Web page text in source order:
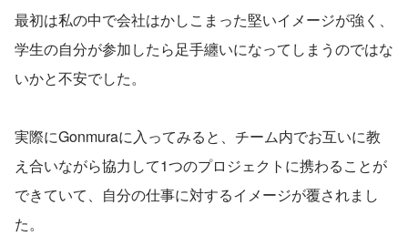
最初は私の中で会社はかしこまった堅いイメージが強く、
学生の自分が参加したら足手纏いになってしまうのではな
いかと不安でした。
実際にGonmuraに入ってみると、チーム内でお互いに教
え合いながら協力して1つのプロジェクトに携わることが
できていて、自分の仕事に対するイメージが覆されまし
た。